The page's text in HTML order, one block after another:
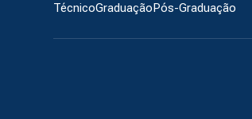
TécnicoGraduaçãoPós-Graduação